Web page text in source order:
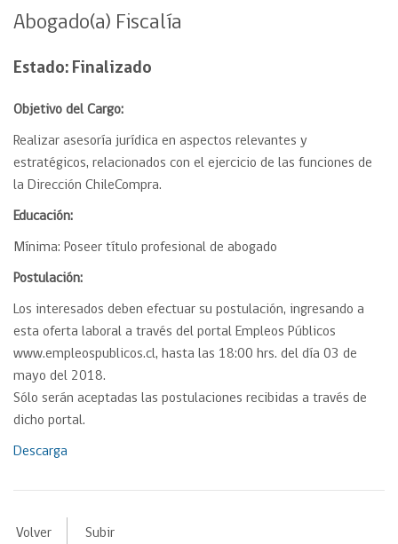
Abogado(a) Fiscalía
Estado: Finalizado
Objetivo del Cargo:
Realizar asesoría jurídica en aspectos relevantes y
estratégicos, relacionados con el ejercicio de las funciones de
la Dirección ChileCompra.
Educación:
Mínima: Poseer título profesional de abogado
Postulación:
Los interesados deben efectuar su postulación, ingresando a
esta oferta laboral a través del portal Empleos Públicos
www.empleospublicos.cl, hasta las 18:00 hrs. del día 03 de
mayo del 2018.
Sólo serán aceptadas las postulaciones recibidas a través de
dicho portal.
Descarga
Volver Subir